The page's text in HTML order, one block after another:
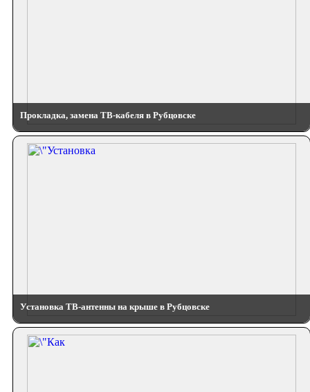
Прокладка, замена ТВ-кабеля в Рубцовске
Установка ТВ-антенны на крыше в Рубцовске